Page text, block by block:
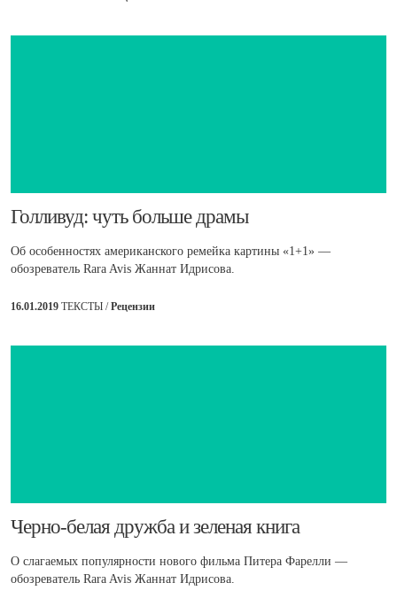
​Голливуд: чуть больше драмы
Об особенностях американского ремейка картины «1+1» —
обозреватель Rara Avis Жаннат Идрисова.
16.01.2019 ТЕКСТЫ /Рецензии
​Черно-белая дружба и зеленая книга
О слагаемых популярности нового фильма Питера Фарелли —
обозреватель Rara Avis Жаннат Идрисова.